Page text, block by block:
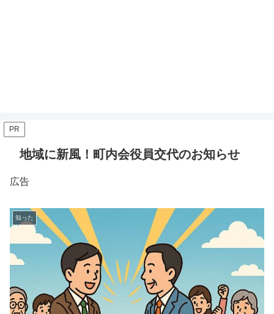
PR
地域に新風！町内会役員交代のお知らせ
広告
知った